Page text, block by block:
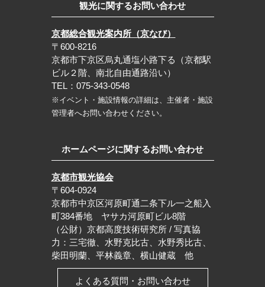
観光に関するお問い合わせ
京都総合観光案内所（京なび）
〒600-8216
京都市下京区烏丸通塩小路下る（京都駅
ビル２階、南北自由通路沿い）
TEL：075-343-0548
※イベント・施設情報の詳細は、主催者・施設
管理者へお問い合わせください。
ホームページに関するお問い合わせ
京都市観光協会
〒604-0924
京都市中京区河原町通二条下ル一之船入
町384番地 ヤサカ河原町ビル8階
（公財）京都高度技術研究所 / 写真協
力：三宅徹、水野克比古、水野秀比古、
柴田明蘭、平林義章、横山健蔵 他
よくある質問・お問い合わせ